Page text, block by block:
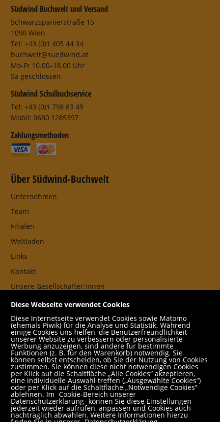
Südwind Buchwelt und Versand
Schwarzspanierstraße 15
1090 Wien
Tel: +43 (0)1 405 44 34
buchwelt@suedwind.at
Mo-Fr 10.00–18.00 Uhr
Sa geschlossen
Südwind Schulbuchservice
Tel: +43 (0)1 798 83 49
Mobil: 0680 1285397
Zahlungsmethoden
Über Südwind-Buchwelt
Unternehmen
Team
Filialen
Weltladen
Links
Kontakt
Unsere Gesellschafter:innen
AGB
Impressum
Datenschutz- und Cookieerklärung
Freund:innen
Service
Jobs
Newsletter abonnieren
Schulbuchservice
Diese Webseite verwendet Cookies
Diese Internetseite verwendet Cookies sowie Matomo
(ehemals Piwik) für die Analyse und Statistik. Während
einige Cookies uns helfen, die Benutzerfreundlichkeit
unserer Website zu verbessern oder personalisierte
Werbung anzuzeigen, sind andere für bestimmte
Funktionen (z. B. für den Warenkorb) notwendig. Sie
können selbst entscheiden, ob Sie der Nutzung von Cookies
zustimmen. Sie können diese nicht notwendigen Cookies
per Klick auf die Schaltfläche „Alle Cookies“ akzeptieren,
eine individuelle Auswahl treffen („Ausgewählte Cookies“)
oder per Klick auf die Schaltfläche „Notwendige Cookies“
ablehnen. Im Cookie-Bereich unserer
Datenschutzerklärung können Sie diese Einstellungen
jederzeit wieder aufrufen, anpassen und Cookies auch
nachträglich abwählen. Weitere Informationen hierzu